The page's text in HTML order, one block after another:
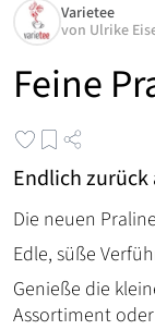
Feine
Varietee
von Ulrike
Endlich zurück
Die neuen
Edle, süße
Genieße die
Assortiment